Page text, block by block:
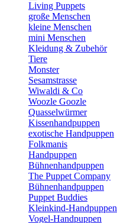
Living Puppets
große Menschen
kleine Menschen
mini Menschen
Kleidung & Zubehör
Tiere
Monster
Sesamstrasse
Wiwaldi & Co
Woozle Goozle
Quasselwürmer
Kissenhandpuppen
exotische Handpuppen
Folkmanis
Handpuppen
Bühnenhandpuppen
The Puppet Company
Bühnenhandpuppen
Puppet Buddies
Kleinkind-Handpuppen
Vogel-Handpuppen